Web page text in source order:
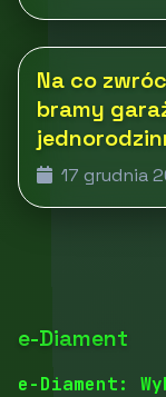
Na co
bramy
17 grudnia
e-Diament
e-Diament: